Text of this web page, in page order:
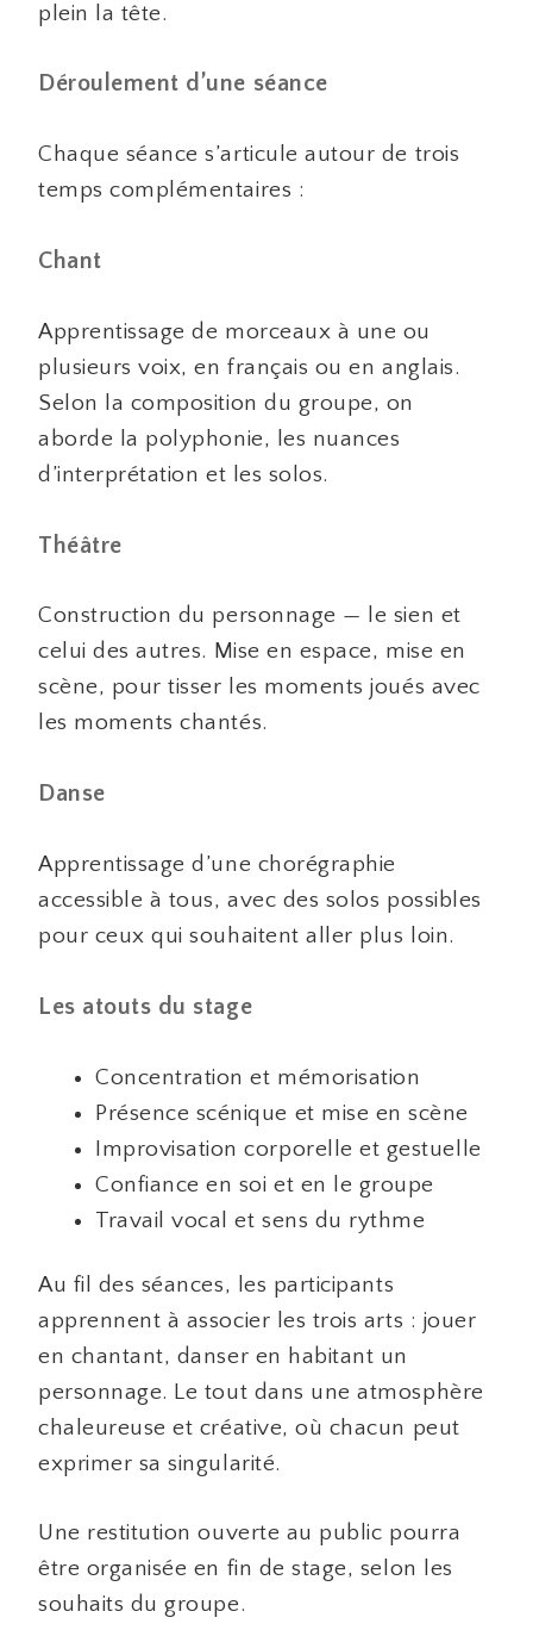
plein la tête.
Déroulement d’une séance
Chaque séance s’articule autour de trois
temps complémentaires :
Chant
Apprentissage de morceaux à une ou
plusieurs voix, en français ou en anglais.
Selon la composition du groupe, on
aborde la polyphonie, les nuances
d’interprétation et les solos.
Théâtre
Construction du personnage — le sien et
celui des autres. Mise en espace, mise en
scène, pour tisser les moments joués avec
les moments chantés.
Danse
Apprentissage d’une chorégraphie
accessible à tous, avec des solos possibles
pour ceux qui souhaitent aller plus loin.
Les atouts du stage
Concentration et mémorisation
Présence scénique et mise en scène
Improvisation corporelle et gestuelle
Confiance en soi et en le groupe
Travail vocal et sens du rythme
Au fil des séances, les participants
apprennent à associer les trois arts : jouer
en chantant, danser en habitant un
personnage. Le tout dans une atmosphère
chaleureuse et créative, où chacun peut
exprimer sa singularité.
Une restitution ouverte au public pourra
être organisée en fin de stage, selon les
souhaits du groupe.